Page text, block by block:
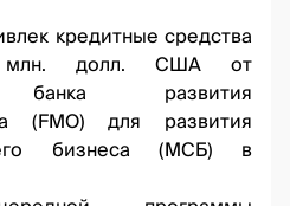
кредитные средства
долл. США от
банка развития
(FMO) для развития
бизнеса (МСБ) в